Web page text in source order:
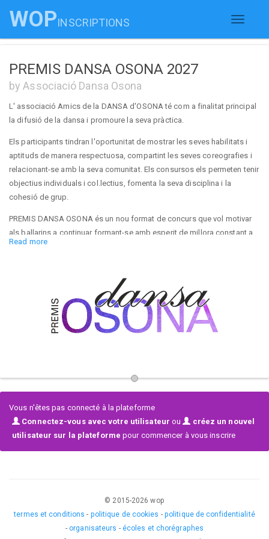
Toggle
WOPINSCRIPTIONS
PREMIS DANSA OSONA 2027
by Associació Dansa Osona
L' associació Amics de la DANSA d'OSONA té com a finalitat principal
la difusió de la dansa i promoure la seva pràctica.
Els participants tindran l'oportunitat de mostrar les seves habilitats i
aptituds de manera respectuosa, compartint les seves coreografies i
relacionant-se amb la seva comunitat. Els consursos els permeten tenir
objectius individuals i col.lectius, fomenta la seva disciplina i la
cohesió de grup.
PREMIS DANSA OSONA és un nou format de concurs que vol motivar
als ballarins a continuar formant-se amb esperit de millora constant a
través del reconeixement al seu esforç.
La asociación Amics de la DANSA d'OSONA tiene como finalidad
principal la difusión de la danza y promover su práctica.
Los participantes tendrán la oportunidad de mostrar sus habilidades y
de grupo.
PREMIS DANSA OSONA es un nuevo formato de concurso que quiere
motivar los bailarines a continuar formándose con espíritu de mejora
constante a través del reconocimiento a su esfuerzo.
Read more
Vous n'êtes pas connecté à la plateforme
Connectez-vous avec votre utilisateur ou
créez un nouvel
utilisateur sur la plateforme pour commencer à vous inscrire
© 2015-2026 wop
termes et conditions - politique de cookies - politique de confidentialité
- organisateurs - écoles et chorégraphes